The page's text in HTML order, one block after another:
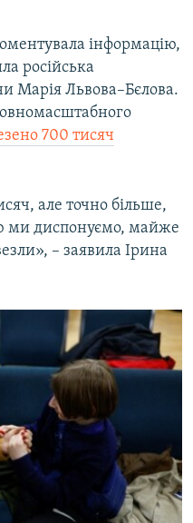
інформацію,
російська
Марія Львова–Бєлова.
700 тисяч
але точно більше,
ми диспонуємо, майже
– заявила Ірина